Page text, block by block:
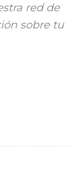
red de
sobre tu